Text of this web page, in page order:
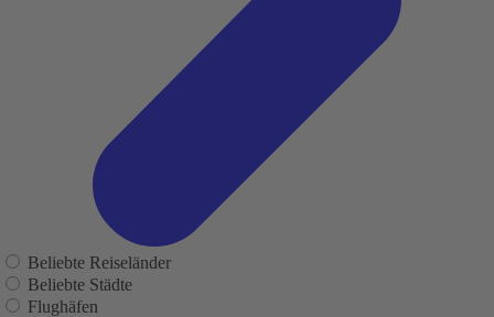
Beliebte Reiseländer
Beliebte Städte
Flughäfen